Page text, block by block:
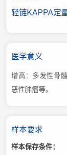
轻链KAPPA定
医学意义
增高：多发性骨
恶性肿瘤等。
样本要求
样本保存条件：